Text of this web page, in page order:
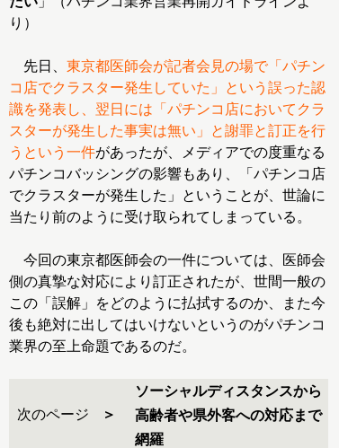
り）
先日、 東京都医師会が記者会見の場で「パチン
コ店でクラスター発生していた」という誤った認
識を発表し、翌日には「パチンコ店においてクラ
スターが発生した事実は無い」と謝罪と訂正を行
うという一件があったが、メディアでの度重なる
パチンコバッシングの影響もあり、「パチンコ店
でクラスターが発生した」ということが、世論に
当たり前のように受け取られてしまっている。
今回の東京都医師会の一件については、医師会
側の真摯な対応により訂正されたが、世間一般の
この「誤解」をどのように払拭するのか、また今
後も絶対に出してはいけないというのがパチンコ
業界の至上命題であるのだ。
次のページ
ソーシャルディスタンスから
高齢者や県外客への対応まで
網羅